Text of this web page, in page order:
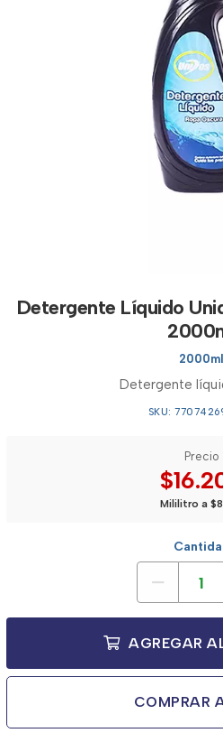
Detergente Líquido
2000ml
Detergente
SKU:
Precio
Mililitro a
AGREGAR
COMPRAR